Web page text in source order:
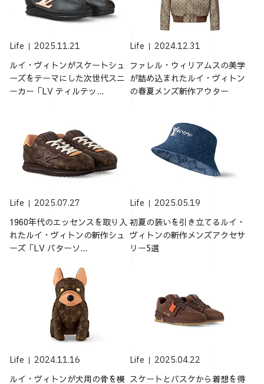
Life 2025.11.21
ルイ・ヴィトンがスケートシュ
ーズをテーマにした次世代スニ
ーカー「LV ティルテッ...
Life 2024.12.31
ファレル・ウィリアムスの美学
が詰め込まれたルイ・ヴィトン
の春夏メンズ新作アウター
Life 2025.07.27
1960年代のエッセンスを取り入
れたルイ・ヴィトンの新作シュ
ーズ「LV バターソ...
Life 2025.05.19
初夏の装いを引き立てるルイ・
ヴィトンの新作メンズアクセサ
リー5選
Life 2024.11.16
ルイ・ヴィトンが犬用の骨を模
Life 2025.04.22
スケートとバスケから着想を得